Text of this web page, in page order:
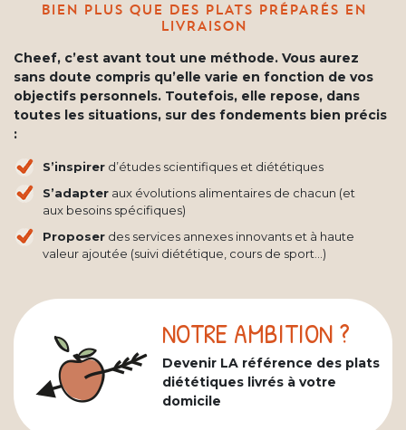
BIEN PLUS QUE DES PLATS PRÉPARÉS EN
LIVRAISON
Cheef, c’est avant tout une méthode. Vous aurez
sans doute compris qu’elle varie en fonction de vos
objectifs personnels. Toutefois, elle repose, dans
toutes les situations, sur des fondements bien précis
:
S’inspirer d’études scientifiques et diététiques
S’adapter aux évolutions alimentaires de chacun (et
aux besoins spécifiques)
Proposer des services annexes innovants et à haute
valeur ajoutée (suivi diététique, cours de sport...)
NOTRE AMBITION ?
Devenir LA référence des plats
diététiques livrés à votre
domicile